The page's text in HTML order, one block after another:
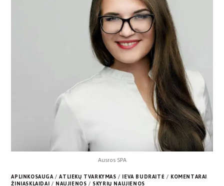
Ausros SPA
APLINKOSAUGA/ATLIEKŲ TVARKYMAS/ IEVA BUDRAITĖ/ KOMENTARAI
ŽINIASKLAIDAI/ NAUJIENOS/ SKYRIŲ NAUJIENOS